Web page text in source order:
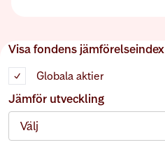
Visa fondens jämförelseindex
Globala aktier
Jämför utveckling
Välj